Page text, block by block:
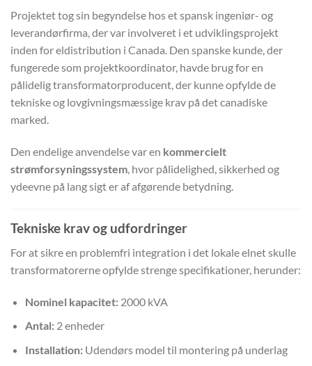
Projektet tog sin begyndelse hos et spansk ingeniør- og
leverandørfirma, der var involveret i et udviklingsprojekt
inden for eldistribution i Canada. Den spanske kunde, der
fungerede som projektkoordinator, havde brug for en
pålidelig transformatorproducent, der kunne opfylde de
tekniske og lovgivningsmæssige krav på det canadiske
marked.
Den endelige anvendelse var en kommercielt
strømforsyningssystem , hvor pålidelighed, sikkerhed og
ydeevne på lang sigt er af afgørende betydning.
Tekniske krav og udfordringer
For at sikre en problemfri integration i det lokale elnet skulle
transformatorerne opfylde strenge specifikationer, herunder:
Nominel kapacitet:2000 kVA
Antal:2 enheder
Installation:Udendørs model til montering på underlag